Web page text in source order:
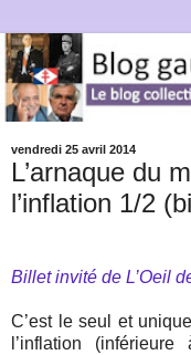
vendredi 25 avril 2014
L’arnaque du
l’inflation 1/2
Billet invité de L’Oeil
C’est le seul et
l’inflation